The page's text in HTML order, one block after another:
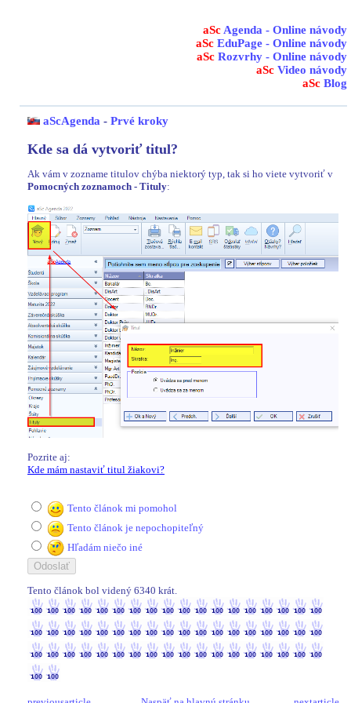
aSc Agenda - Online návody
aSc EduPage - Online návody
aSc Rozvrhy - Online návody
aSc Video návody
aSc Blog
aScAgenda - Prvé kroky
Kde sa dá vytvoriť titul?
Ak vám v zozname titulov chýba niektorý typ, tak si ho viete vytvoriť v
Pomocných zoznamoch - Tituly:
Pozrite aj:
Kde mám nastaviť titul žiakovi?
Tento článok mi pomohol
Tento článok je nepochopiteľný
Hľadám niečo iné
Tento článok bol videný 6340 krát.